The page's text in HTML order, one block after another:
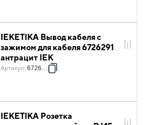
IEKETIKA Вывод кабеля с
зажимом для кабеля 6726291
антрацит IEK
Артикул: 6726291
IEKETIKA Розетка